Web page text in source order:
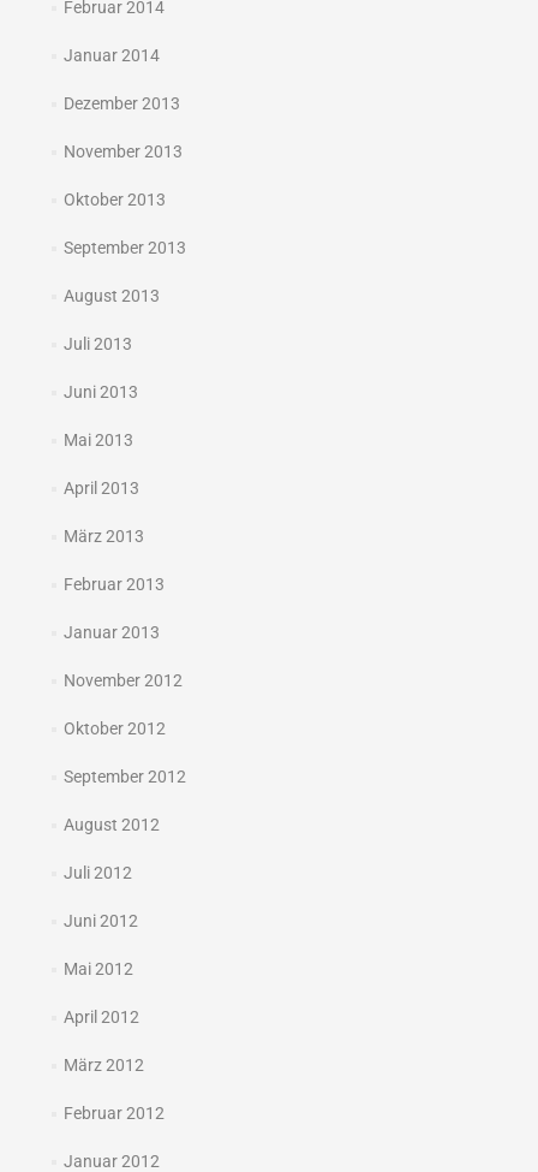
Februar 2014
Januar 2014
Dezember 2013
November 2013
Oktober 2013
September 2013
August 2013
Juli 2013
Juni 2013
Mai 2013
April 2013
März 2013
Februar 2013
Januar 2013
November 2012
Oktober 2012
September 2012
August 2012
Juli 2012
Juni 2012
Mai 2012
April 2012
März 2012
Februar 2012
Januar 2012